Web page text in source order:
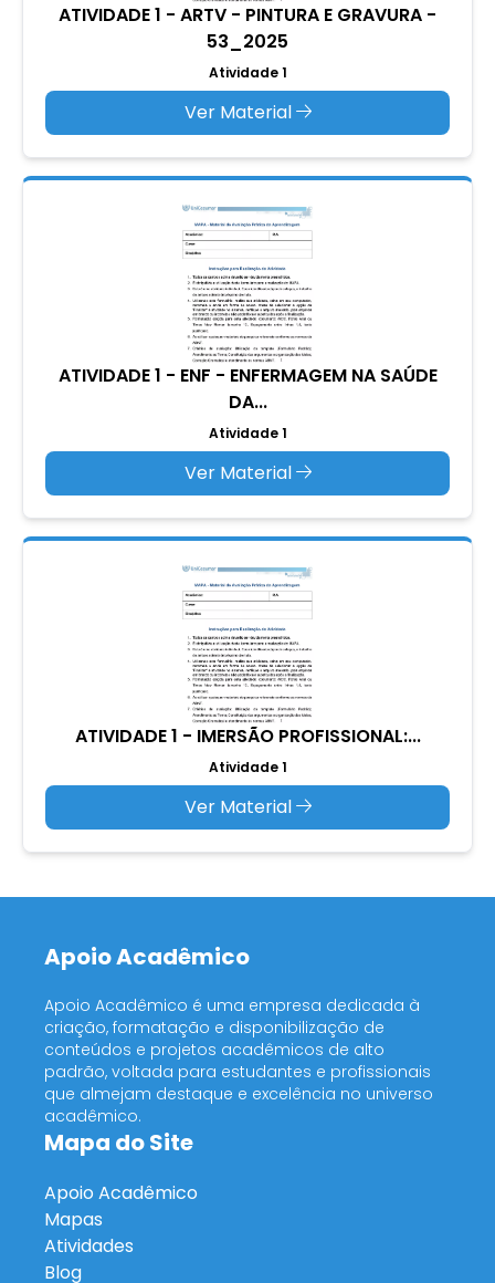
ATIVIDADE 1 - ARTV - PINTURA E GRAVURA -
53_2025
Atividade 1
Ver Material
ATIVIDADE 1 - ENF - ENFERMAGEM NA SAÚDE
DA...
Atividade 1
Ver Material
ATIVIDADE 1 - IMERSÃO PROFISSIONAL:...
Atividade 1
Ver Material
Apoio Acadêmico
Apoio Acadêmico é uma empresa dedicada à
criação, formatação e disponibilização de
conteúdos e projetos acadêmicos de alto
padrão, voltada para estudantes e profissionais
que almejam destaque e excelência no universo
acadêmico.
Mapa do Site
Apoio Acadêmico
Mapas
Atividades
Blog